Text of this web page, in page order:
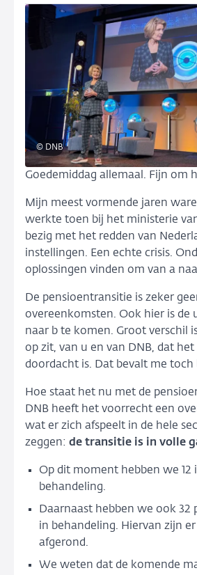
© DNB
Goedemiddag allemaal. Fijn om
Mijn meest vormende jaren
werkte toen bij het ministerie
bezig met het redden van
instellingen. Een echte crisis.
oplossingen vinden om van a
De pensioentransitie is zeker
overeenkomsten. Ook hier is de
naar b te komen. Groot verschil
op zit, van u en van DNB, dat het
doordacht is. Dat bevalt me toch
Hoe staat het nu met de
DNB heeft het voorrecht een
wat er zich afspeelt in de hele
zeggen: de transitie is in volle
Op dit moment hebben we 12
behandeling.
Daarnaast hebben we ook 32
in behandeling. Hiervan zijn er
afgerond.
We weten dat de komende